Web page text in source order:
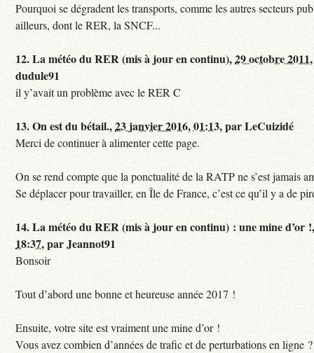
Pourquoi se dégradent les transports, comme les autres secteurs
ailleurs, dont le RER, la SNCF...
12.La météo du RER (mis à jour en continu),29 octobre
dudule91
il y’avait un problème avec le RER C
13.On est du bétail.,23 janvier 2016, 01:13,parLeCuizidé
Merci de continuer à alimenter cette page.
On se rend compte que la ponctualité de la RATP ne s’est jamais
Se déplacer pour travailler, en Île de France, c’est ce qu’il y a de
14.La météo du RER (mis à jour en continu) : une mine d’or
18:37,parJeannot91
Bonsoir
Tout d’abord une bonne et heureuse année 2017 !
Ensuite, votre site est vraiment une mine d’or !
Vous avez combien d’années de trafic et de perturbations en ligne ?